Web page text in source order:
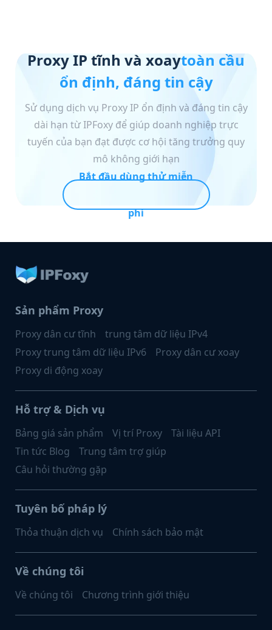
Proxy IP tĩnh và xoaytoàn cầu
ổn định, đáng tin cậy
Sử dụng dịch vụ Proxy IP ổn định và đáng tin cậy
dài hạn từ IPFoxy để giúp doanh nghiệp trực
tuyến của bạn đạt được cơ hội tăng trưởng quy
mô không giới hạn
Bắt đầu dùng thử miễn
phí
Sản phẩm Proxy
Proxy dân cư tĩnh
trung tâm dữ liệu IPv4
Proxy trung tâm dữ liệu IPv6
Proxy dân cư xoay
Proxy di động xoay
Hỗ trợ & Dịch vụ
Bảng giá sản phẩm Vị trí Proxy
Tài liệu API
Tin tức Blog
Trung tâm trợ giúp
Câu hỏi thường gặp
Tuyên bố pháp lý
Thỏa thuận dịch vụ Chính sách bảo mật
Về chúng tôi
Về chúng tôi Chương trình giới thiệu